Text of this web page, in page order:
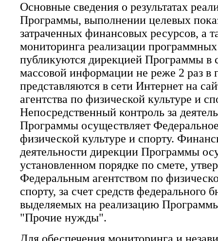
Основные сведения о результатах
Программы, выполнении целевых
затраченных финансовых ресурсов, а
мониторинга реализации
публикуются дирекцией Программы в
массовой информации не реже 2 раз в
представляются в сети Интернет на
агентства по физической культуре и
Непосредственный контроль за
Программы осуществляет
физической культуре и спорту.
деятельности дирекции Программы
установленном порядке по смете,
Федеральным агентством по
спорту, за счет средств федерального
выделяемых на реализацию
"Прочие нужды".